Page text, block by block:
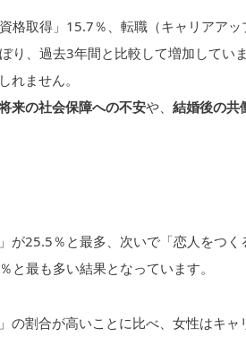
格取得」15.7％、転職（キャリアア
り、過去3年間と比較して増加してい
ません。
来の社会保障への不安や、 結婚後の共
が25.5％と最多、次いで「恋人をつ
最も多い結果となっています。
の割合が高いことに比べ、女性はキャ